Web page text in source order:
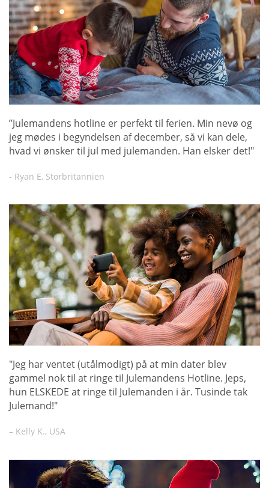
”Julemandens hotline er perfekt til ferien. Min nevø og
jeg mødes i begyndelsen af december, så vi kan dele,
hvad vi ønsker til jul med julemanden. Han elsker det!"
- Ryan E, Storbritannien
"Jeg har ventet (utålmodigt) på at min dater blev
gammel nok til at ringe til Julemandens Hotline. Jeps,
hun ELSKEDE at ringe til Julemanden i år. Tusinde tak
Julemand!"
– Kelly K., USA